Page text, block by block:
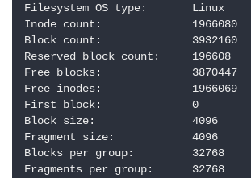
Filesystem OS type:       Linux
Inode count:              1966080
Block count:              3932160
Reserved block count:     196608
Free blocks:              3870447
Free inodes:              1966069
First block:              0
Block size:               4096
Fragment size:            4096
Blocks per group:         32768
Fragments per group:      32768